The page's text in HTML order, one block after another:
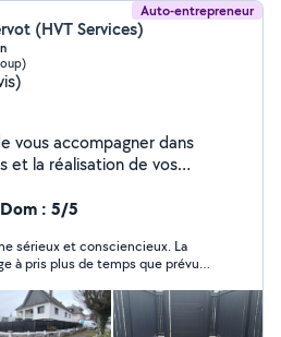
Auto-entrepreneur
(HVT Services)
vous accompagner dans
et la réalisation de vos
: 5/5
sérieux et consciencieux. La
à pris plus de temps que prévu,